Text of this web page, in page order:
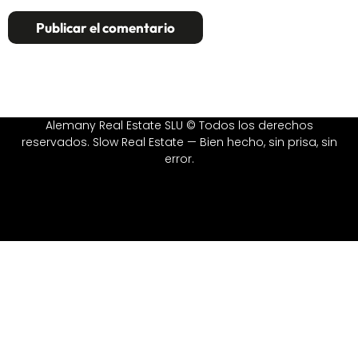
Alternative:Alemany Real Estate SLU © Todos los derechos
reservados. Slow Real Estate — Bien hecho, sin prisa, sin
error.